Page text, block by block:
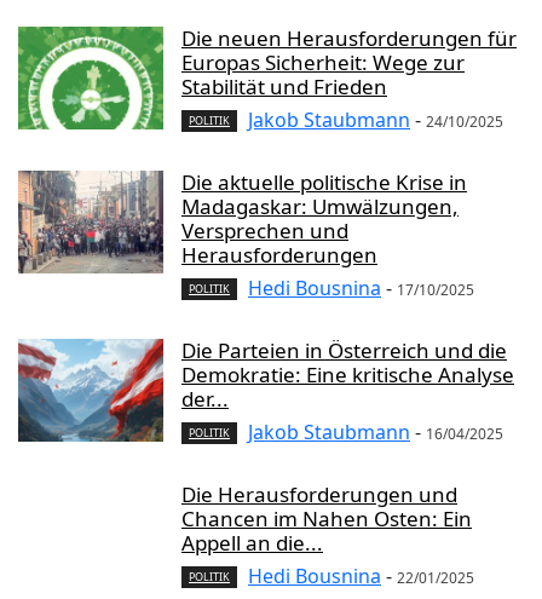
Die neuen Herausforderungen für
Europas Sicherheit: Wege zur
Stabilität und Frieden
POLITIK Jakob Staubmann - 24/10/2025
Die aktuelle politische Krise in
Madagaskar: Umwälzungen,
Versprechen und
Herausforderungen
POLITIK Hedi Bousnina - 17/10/2025
Die Parteien in Österreich und die
Demokratie: Eine kritische Analyse
der...
POLITIK Jakob Staubmann - 16/04/2025
Die Herausforderungen und
Chancen im Nahen Osten: Ein
Appell an die...
POLITIK Hedi Bousnina - 22/01/2025